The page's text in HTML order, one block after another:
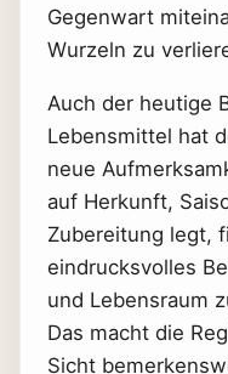
Gegenwart
Wurzeln zu
Auch der heutige
Lebensmittel hat
neue
auf Herkunft,
Zubereitung legt,
eindrucksvolles
und Lebensraum
Das macht die
Sicht